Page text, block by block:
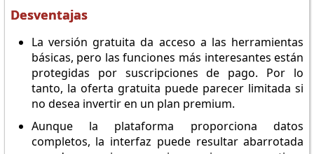
Desventajas
La versión gratuita da acceso a las herramientas
básicas, pero las funciones más interesantes están
protegidas por suscripciones de pago. Por lo
tanto, la oferta gratuita puede parecer limitada si
no desea invertir en un plan premium.
Aunque la plataforma proporciona datos
completos, la interfaz puede resultar abarrotada